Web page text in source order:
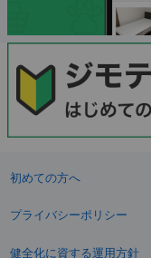
初めての方へ
プライバシーポリシー
健全化に資する運用方針